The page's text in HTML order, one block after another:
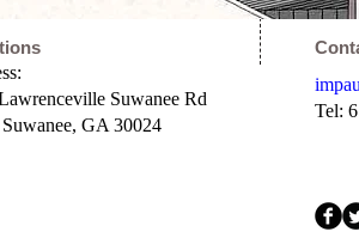
Suwanee Rd
Suwanee, GA 30024
Tel: